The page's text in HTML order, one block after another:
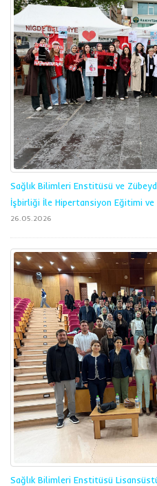
Sağlık Bilimleri Enstitüsü ve
İşbirliği İle Hipertansiyon Eğitimi ve
26.05.2026
Sağlık Bilimleri Enstitüsü